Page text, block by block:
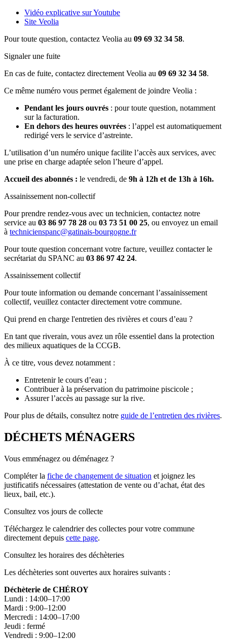
Vidéo explicative sur Youtube
Site Veolia
Pour toute question, contactez Veolia au 09 69 32 34 58.
Signaler une fuite
En cas de fuite, contactez directement Veolia au 09 69 32 34 58.
Ce même numéro vous permet également de joindre Veolia :
Pendant les jours ouvrés : pour toute question, notamment
sur la facturation.
En dehors des heures ouvrées : l’appel est automatiquement
redirigé vers le service d’astreinte.
L’utilisation d’un numéro unique facilite l’accès aux services, avec
une prise en charge adaptée selon l’heure d’appel.
Accueil des abonnés : le vendredi, de 9h à 12h et de 13h à 16h.
Assainissement non-collectif
Pour prendre rendez-vous avec un technicien, contactez notre
service au 03 86 97 78 28 ou 03 73 51 00 25, ou envoyez un email
à technicienspanc@gatinais-bourgogne.fr
Pour toute question concernant votre facture, veuillez contacter le
secrétariat du SPANC au 03 86 97 42 24.
Assainissement collectif
Pour toute information ou demande concernant l’assainissement
collectif, veuillez contacter directement votre commune.
Qui prend en charge l'entretien des rivières et cours d’eau ?
En tant que riverain, vous avez un rôle essentiel dans la protection
des milieux aquatiques de la CCGB.
À ce titre, vous devez notamment :
Entretenir le cours d’eau ;
Contribuer à la préservation du patrimoine piscicole ;
Assurer l’accès au passage sur la rive.
Pour plus de détails, consultez notre guide de l’entretien des rivières.
DÉCHETS MÉNAGERS
Vous emménagez ou déménagez ?
Compléter la fiche de changement de situation et joignez les
justificatifs nécessaires (attestation de vente ou d’achat, état des
lieux, bail, etc.).
Consultez vos jours de collecte
Téléchargez le calendrier des collectes pour votre commune
directement depuis cette page.
Consultez les horaires des déchèteries
Les déchèteries sont ouvertes aux horaires suivants :
Déchèterie de CHÉROY
Lundi : 14:00–17:00
Mardi : 9:00–12:00
Mercredi : 14:00–17:00
Jeudi : fermé
Vendredi : 9:00–12:00